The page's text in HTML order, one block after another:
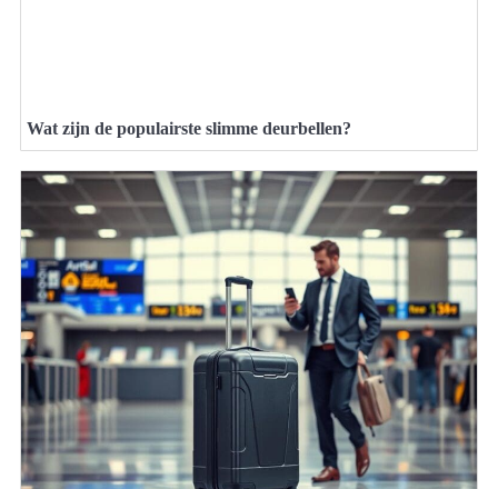
Wat zijn de populairste slimme deurbellen?